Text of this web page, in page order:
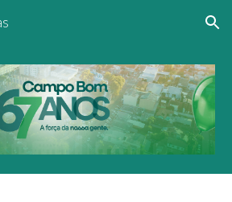
Skip to navigation